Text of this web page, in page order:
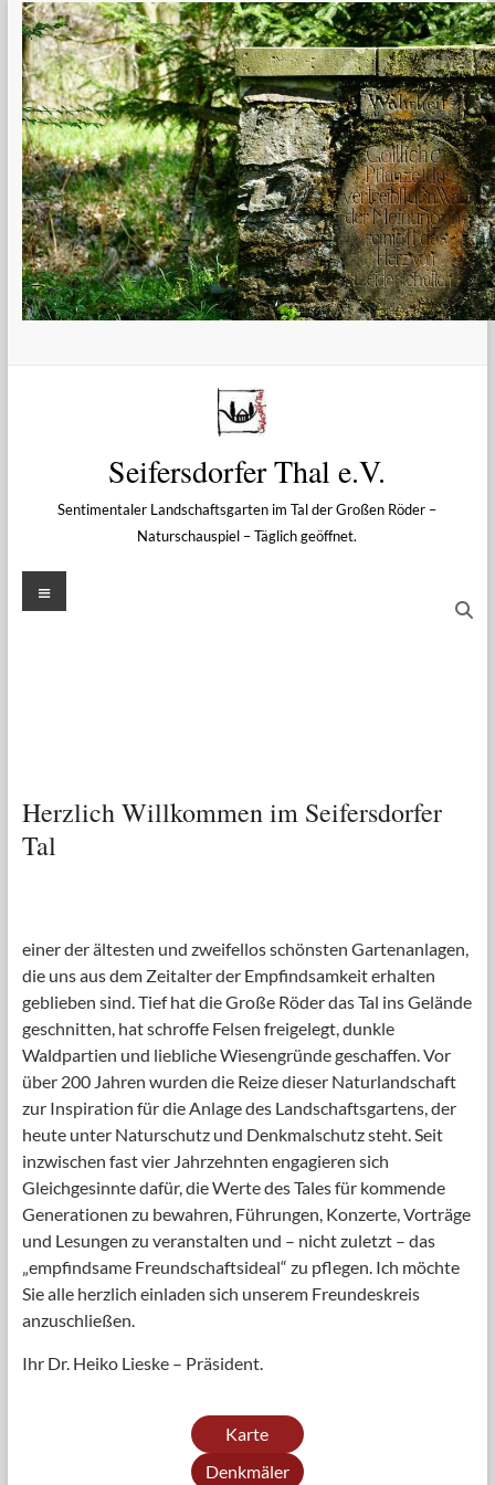
Zum
Inhalt
springen
Seifersdorfer Thal e.V.
Sentimentaler Landschaftsgarten im Tal der Großen Röder –
Naturschauspiel – Täglich geöffnet.
Menü
Herzlich Willkommen im Seifersdorfer
Tal
einer der ältesten und zweifellos schönsten Gartenanlagen,
die uns aus dem Zeitalter der Empfindsamkeit erhalten
geblieben sind. Tief hat die Große Röder das Tal ins Gelände
geschnitten, hat schroffe Felsen freigelegt, dunkle
Waldpartien und liebliche Wiesengründe geschaffen. Vor
über 200 Jahren wurden die Reize dieser Naturlandschaft
zur Inspiration für die Anlage des Landschaftsgartens, der
heute unter Naturschutz und Denkmalschutz steht. Seit
inzwischen fast vier Jahrzehnten engagieren sich
Gleichgesinnte dafür, die Werte des Tales für kommende
Generationen zu bewahren, Führungen, Konzerte, Vorträge
und Lesungen zu veranstalten und – nicht zuletzt – das
„empfindsame Freundschaftsideal“ zu pflegen. Ich möchte
Sie alle herzlich einladen sich unserem Freundeskreis
anzuschließen.
Ihr Dr. Heiko Lieske – Präsident.
Karte
Denkmäler